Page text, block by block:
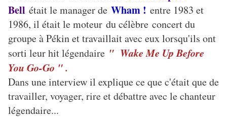
Bell était le manager de Wham ! entre 1983 et
1986, il était le moteur du célèbre concert du
groupe à Pékin et travaillait avec eux lorsqu'ils ont
sorti leur hit légendaire " Wake Me Up Before
You Go-Go " .
Dans une interview il explique ce que c'était que de
travailler, voyager, rire et débattre avec le chanteur
légendaire...